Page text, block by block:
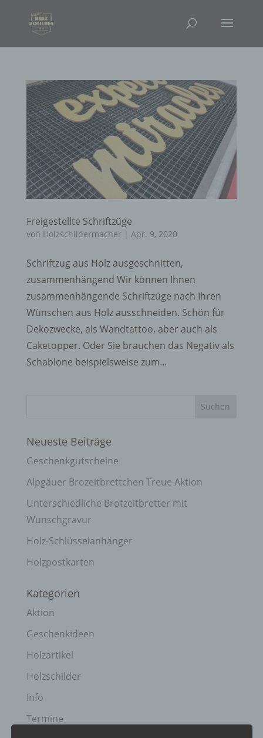
Freigestellte Schriftzüge
von Holzschildermacher | Apr. 9, 2020
Schriftzug aus Holz ausgeschnitten,
zusammenhängend Wir können Ihnen
zusammenhängende Schriftzüge nach Ihren
Wünschen aus Holz ausschneiden. Schön für
Dekozwecke, als Wandtattoo, aber auch als
Caketopper. Oder Sie brauchen das Negativ als
Schablone beispielsweise zum...
Neueste Beiträge
Geschenkgutscheine
Alpgäuer Brozeitbrettchen Treue Aktion
Unterschiedliche Brotzeitbretter mit
Wunschgravur
Holz-Schlüsselanhänger
Holzpostkarten
Kategorien
Aktion
Geschenkideen
Holzartikel
Holzschilder
Info
Termine